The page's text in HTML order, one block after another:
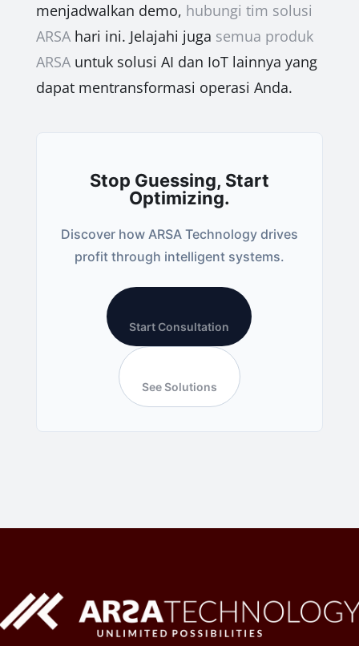
menjadwalkan demo, hubungi tim solusi
ARSAhari ini. Jelajahi juga semua produk
ARSAuntuk solusi AI dan IoT lainnya yang
dapat mentransformasi operasi Anda.
Stop Guessing, Start
Optimizing.
Discover how ARSA Technology drives
profit through intelligent systems.
Start Consultation
See Solutions